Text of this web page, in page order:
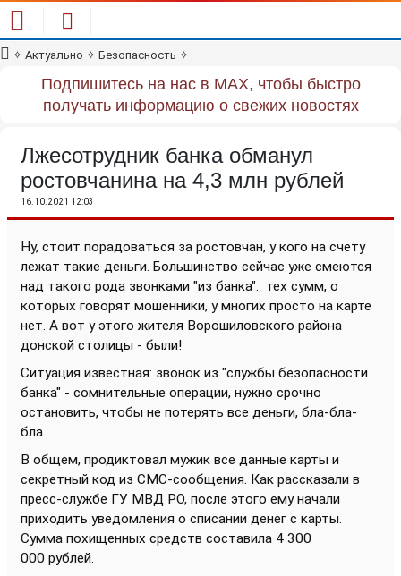
✧ Актуально ✧ Безопасность ✧
Подпишитесь на нас в MAX, чтобы быстро
получать информацию о свежих новостях
Лжесотрудник банка обманул
ростовчанина на 4,3 млн рублей
16.10.2021 12:03
Ну, стоит порадоваться за ростовчан, у кого на счету
лежат такие деньги. Большинство сейчас уже смеются
над такого рода звонками "из банка": тех сумм, о
которых говорят мошенники, у многих просто на карте
нет. А вот у этого жителя Ворошиловского района
донской столицы - были!
Ситуация известная: звонок из "службы безопасности
банка" - сомнительные операции, нужно срочно
остановить, чтобы не потерять все деньги, бла-бла-
бла...
В общем, продиктовал мужик все данные карты и
секретный код из СМС-сообщения. Как рассказали в
пресс-службе ГУ МВД РО, после этого ему начали
приходить уведомления о списании денег с карты.
Сумма похищенных средств составила 4 300
000 рублей.